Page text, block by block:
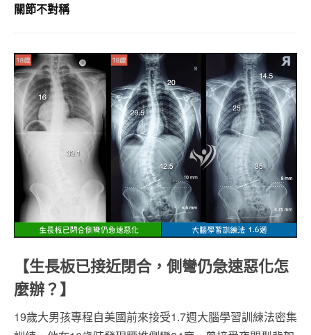
關節不對稱
【生長板已接近閉合，側彎仍急速惡化怎
麼辦？】
19歲大男孩專程自美國前來接受1.7週大腦學習訓練法密集